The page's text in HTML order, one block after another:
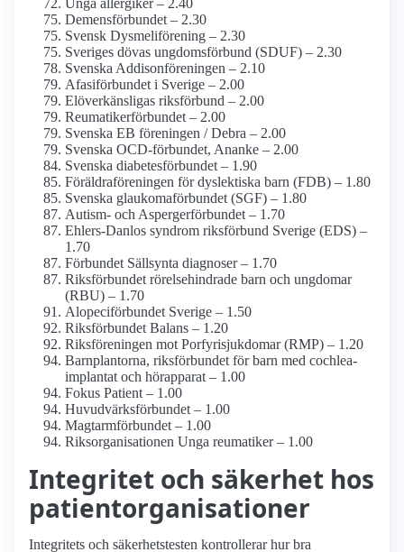
Unga allergiker – 2.40
Demens­förbundet – 2.30
Svensk Dysmeliförening – 2.30
Sveriges dövas ungdomsförbund (SDUF) – 2.30
Svenska Addisonföreningen – 2.10
Afasiförbundet i Sverige – 2.00
El­överkänsligas riks­förbund – 2.00
Reumatikerförbundet – 2.00
Svenska EB föreningen / Debra – 2.00
Svenska OCD-förbundet, Ananke – 2.00
Svenska diabetes­förbundet – 1.90
Föräldra­föreningen för dyslektiska barn (FDB) – 1.80
Svenska glaukoma­förbundet (SGF) – 1.80
Autism- och Asperger­förbundet – 1.70
Ehlers-Danlos syndrom riks­förbund Sverige (EDS) –
1.70
Förbundet Sällsynta diagnoser – 1.70
Riksförbundet rörelsehindrade barn och ungdomar
(RBU) – 1.70
Alopeciförbundet Sverige – 1.50
Riks­förbundet Balans – 1.20
Riksföreningen mot Porfyri­sjukdomar (RMP) – 1.20
Barnplantorna, riksförbundet för barn med cochlea­
implantat och hörapparat – 1.00
Fokus Patient – 1.00
Huvudvärks­förbundet – 1.00
Magtarmförbundet – 1.00
Riksorganisationen Unga reumatiker – 1.00
Integritet och säkerhet hos
patient­organisationer
Integritets och säkerhetstesten kontrollerar hur bra